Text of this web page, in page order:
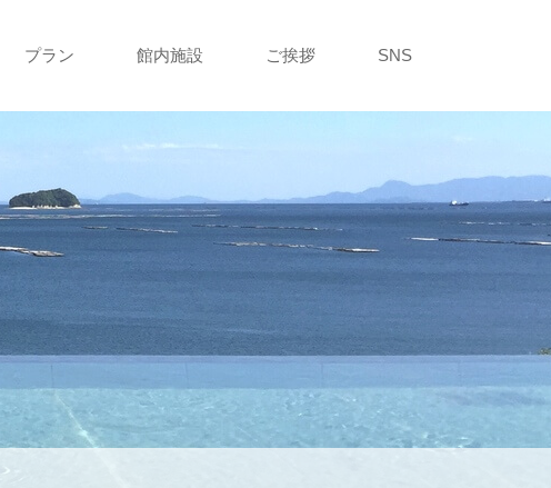
プラン 館内施設 ご挨拶 SNS